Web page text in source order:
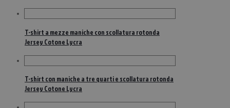
T-shirt a mezze maniche con scollatura rotonda
Jersey Cotone Lycra
T-shirt con maniche a tre quarti e scollatura rotonda
Jersey Cotone Lycra